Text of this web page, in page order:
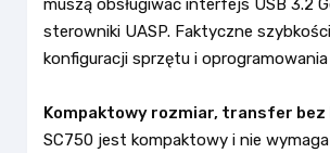
muszą obsługiwać interfejs USB 3.2
sterowniki UASP. Faktyczne
konfiguracji sprzętu i
Kompaktowy rozmiar, transfer bez
SC750 jest kompaktowy i nie